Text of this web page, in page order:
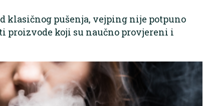
klasičnog pušenja, vejping nije potpuno
proizvode koji su naučno provjereni i